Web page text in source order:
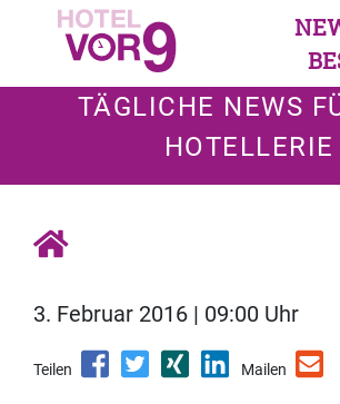
TÄGLICHE NEWS
HOTELLERIE
3. Februar 2016 | 09:00 Uhr
Teilen Mailen